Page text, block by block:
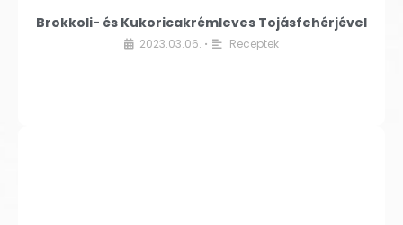
Brokkoli- és Kukoricakrémleves Tojásfehérjével
2023.03.06. • Receptek